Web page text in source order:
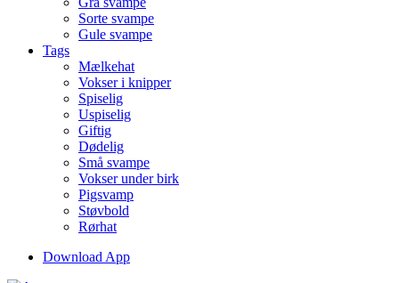
Sorte svampe
Gule svampe
Tags
Mælkehat
Vokser i knipper
Spiselig
Uspiselig
Giftig
Dødelig
Små svampe
Vokser under birk
Pigsvamp
Støvbold
Rørhat
Download App